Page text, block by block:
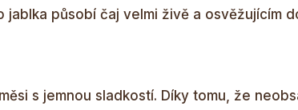
působí čaj velmi živě a osvěžujícím
s jemnou sladkostí. Díky tomu, že